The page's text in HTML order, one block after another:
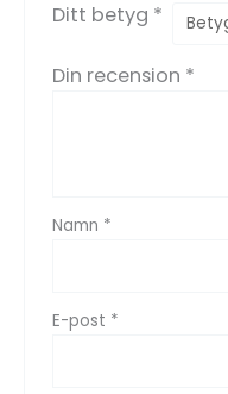
Ditt betyg *
Din recension *
Namn *
E-post *